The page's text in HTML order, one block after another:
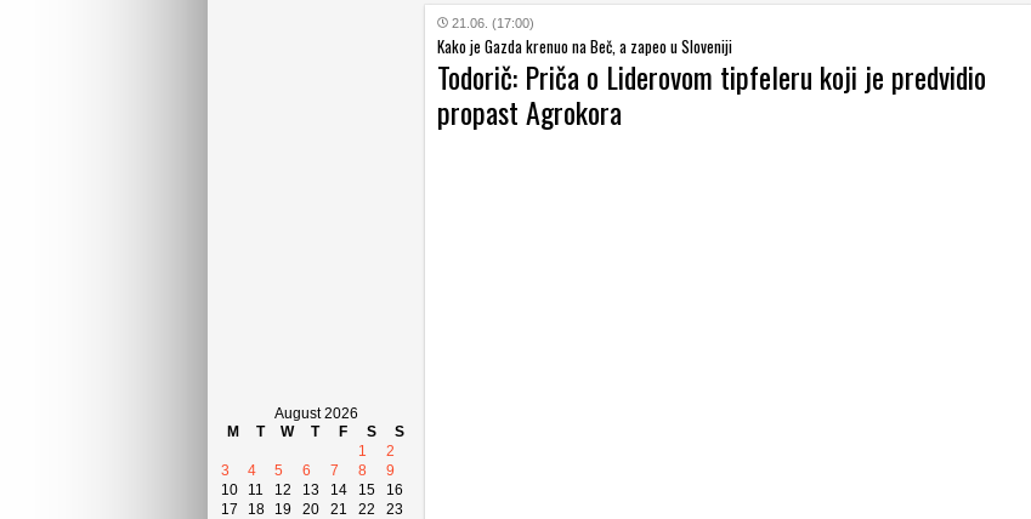
August 2026
M
T W T F S
S
1
2
3
4 5 6 7 8
9
10
11 12 13 14 15
16
17
18 19 20 21 22
23
21.06. (17:00)
Kako je Gazda krenuo na Beč, a zapeo u Sloveniji
Todorič: Priča o Liderovom tipfeleru koji je predvidio
propast Agrokora